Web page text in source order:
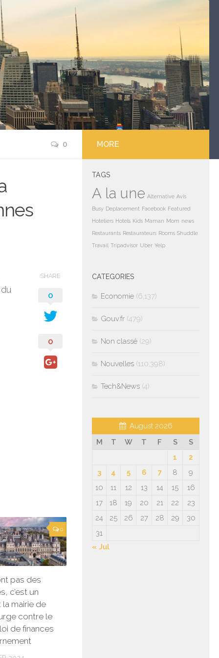
0
SHARE
0
0
0
pas des
c’est un
la mairie de
contre le
de finances
MORE
TAGS
A la une Alternative Avis
Busy Deplacement Facebook Featured
Hoteliers Hotels Kids Maman Mom news
Restaurants Restaurateurs Rooms Shuddle
Travail Tripadvisor Uber Yelp
CATEGORIES
Economie (6,137)
Gouv.fr (479)
Non classé (29)
Nouvelles (110,398)
Tech&News (4)
August 2026
M
T W T F S
S
1
2
3
4 5 6 7 8
9
10
11 12 13 14 15
16
17
18 19 20 21 22
23
24
25 26 27 28 29
30
31
« Jul